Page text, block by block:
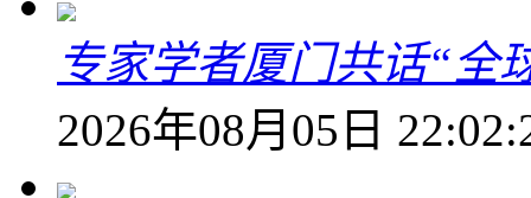
专家学者厦门共话“全
2026年08月05日